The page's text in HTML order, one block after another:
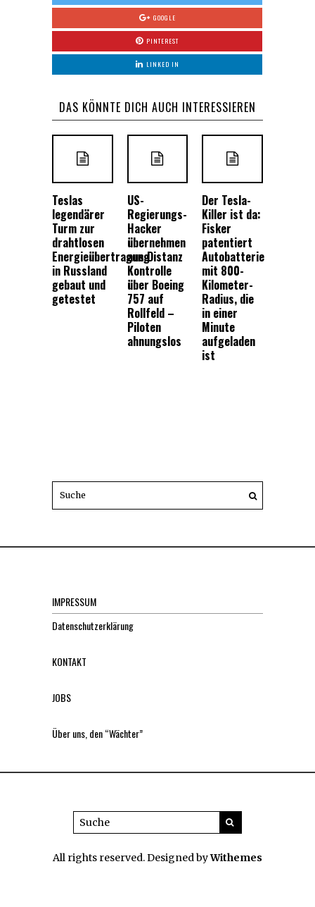
GOOGLE
PINTEREST
LINKED IN
DAS KÖNNTE DICH AUCH INTERESSIEREN
Teslas
legendärer
Turm zur
drahtlosen
Energieübertragung
in Russland
gebaut und
getestet
US-
Regierungs-
Hacker
übernehmen
aus Distanz
Kontrolle
über Boeing
757 auf
Rollfeld –
Piloten
ahnungslos
Der Tesla-
Killer ist da:
Fisker
patentiert
Autobatterie
mit 800-
Kilometer-
Radius, die
in einer
Minute
aufgeladen
ist
IMPRESSUM
Datenschutzerklärung
KONTAKT
JOBS
Über uns, den “Wächter”
All rights reserved. Designed byWithemes